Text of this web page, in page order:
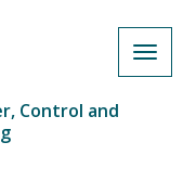
Control and